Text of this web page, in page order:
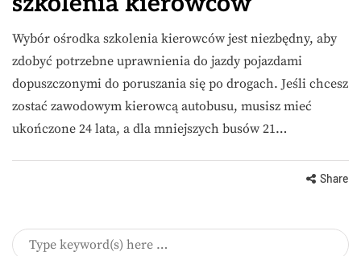
Wybór ośrodka szkolenia kierowców jest niezbędny, aby
zdobyć potrzebne uprawnienia do jazdy pojazdami
dopuszczonymi do poruszania się po drogach. Jeśli chcesz
zostać zawodowym kierowcą autobusu, musisz mieć
ukończone 24 lata, a dla mniejszych busów 21…
Share